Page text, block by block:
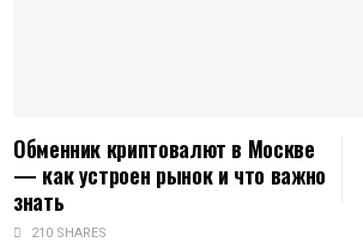
Обменник криптовалют в Москве
— как устроен рынок и что важно
знать
210 SHARES